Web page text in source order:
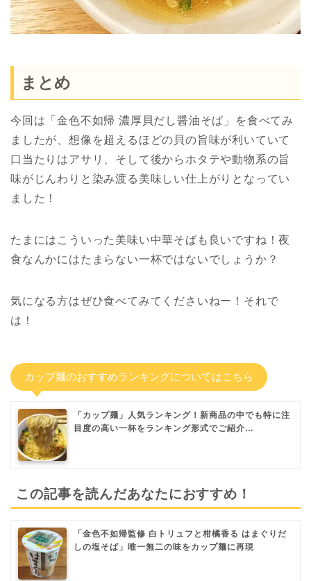
まとめ
今回は「金色不如帰 濃厚貝だし醤油そば」を食べてみ
ましたが、想像を超えるほどの貝の旨味が利いていて
口当たりはアサリ、そして後からホタテや動物系の旨
味がじんわりと染み渡る美味しい仕上がりとなってい
ました！
たまにはこういった美味い中華そばも良いですね！夜
食なんかにはたまらない一杯ではないでしょうか？
気になる方はぜひ食べてみてくださいねー！それで
は！
カップ麺のおすすめランキングについてはこちら
「カップ麺」人気ランキング！新商品の中でも特に注
目度の高い一杯をランキング形式でご紹介…
この記事を読んだあなたにおすすめ！
「金色不如帰監修 白トリュフと柑橘香る はまぐりだ
しの塩そば」唯一無二の味をカップ麺に再現